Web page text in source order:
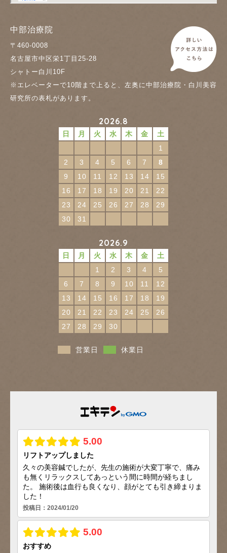
中部治療院
〒460-0008
名古屋市中区栄1丁目25-28
シャトー白川10F
※エレベーターで10階まで上ると、左奥に中部治療院・白川美容
研究所の表札があります。
2026.8
日 月 火 水 木 金
土
1
2
3 4 5 6 7
8
9
10 11 12 13 14
15
16
17 18 19 20 21
22
23
24 25 26 27 28
29
30
31
2026.9
日 月 火 水 木 金
土
1
2 3 4
5
6
7 8 9 10 11
12
13
14 15 16 17 18
19
20
21 22 23 24 25
26
27
28 29 30
営業日 休業日